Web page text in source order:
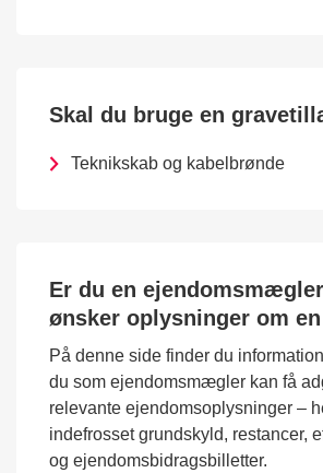
Skal du bruge en
Teknikskab og kabelbrønde
Er du en
ønsker oplysninger om
På denne side finder du
du som ejendomsmægler kan få
relevante ejendomsoplysninger –
indefrosset grundskyld, restancer,
og ejendomsbidragsbilletter.